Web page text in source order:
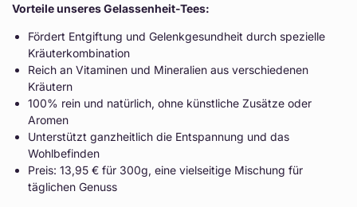
Vorteile unseres Gelassenheit-Tees:
Fördert Entgiftung und Gelenkgesundheit durch spezielle
Kräuterkombination
Reich an Vitaminen und Mineralien aus verschiedenen
Kräutern
100% rein und natürlich, ohne künstliche Zusätze oder
Aromen
Unterstützt ganzheitlich die Entspannung und das
Wohlbefinden
Preis: 13,95 € für 300g, eine vielseitige Mischung für
täglichen Genuss